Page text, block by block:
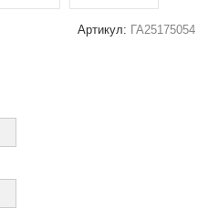
Артикул: ГА25175054